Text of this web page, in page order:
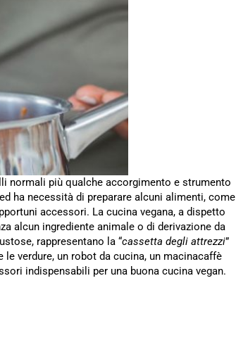
normali più qualche accorgimento e strumento
ha necessità di preparare alcuni alimenti, come
accessori. La cucina vegana, a dispetto
alcun ingrediente animale o di derivazione da
rappresentano la “cassetta degli attrezzi”
verdure, un robot da cucina, un macinacaffè
indispensabili per una buona cucina vegan.